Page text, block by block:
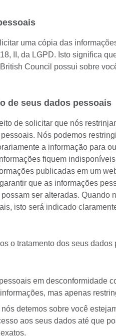
uma cópia das
II, da LGPD. Isto significa
Council possui sobre
de seus dados pessoais
de solicitar que nós
Nós podemos
a informação para
fiquem
publicadas em um
que as informações
ser alteradas. Quando
isto será indicado
o tratamento dos seus dados
em desconformidade
mas apenas
detemos sobre você
aos seus dados até que